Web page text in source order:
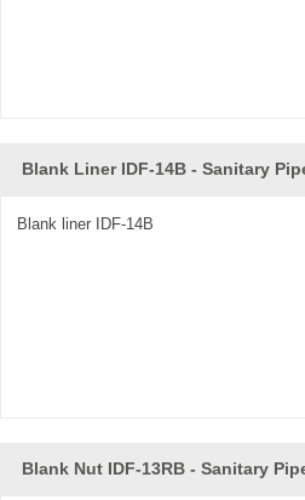
Blank Liner IDF-14B - Sanitary
Blank liner IDF-14B
Blank Nut IDF-13RB - Sanitary